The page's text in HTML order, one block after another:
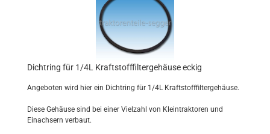
Dichtring für 1/4L Kraftstofffiltergehäuse eckig
Angeboten wird hier ein Dichtring für 1/4L Kraftstofffiltergehäuse.
Diese Gehäuse sind bei einer Vielzahl von Kleintraktoren und
Einachsern verbaut.